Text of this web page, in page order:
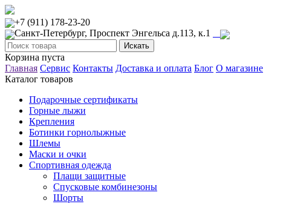
+7 (911) 178-23-20
Санкт-Петербург, Проспект Энгельса д.113, к.1
Корзина пуста
Главная Сервис Контакты Доставка и оплата Блог О магазине
Каталог товаров
Подарочные сертификаты
Горные лыжи
Крепления
Ботинки горнолыжные
Шлемы
Маски и очки
Спортивная одежда
Плащи защитные
Спусковые комбинезоны
Шорты